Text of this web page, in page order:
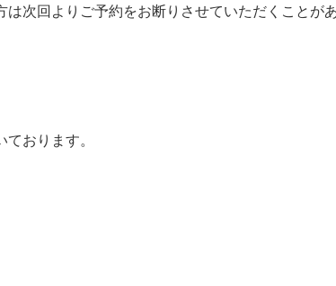
は次回よりご予約をお断りさせていただくことが
おります。